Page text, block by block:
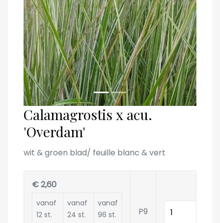
Calamagrostis x acu.
'Overdam'
wit & groen blad/ feuille blanc & vert
€ 2,60
vanaf
12 st.
vanaf
24 st.
vanaf
96 st.
P9